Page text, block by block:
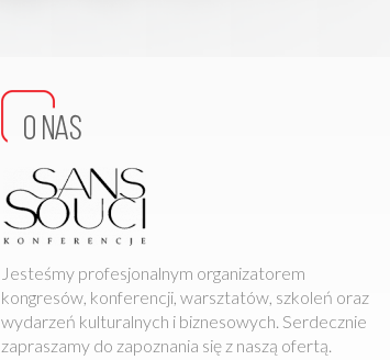
Jesteśmy profesjonalnym organizatorem
kongresów, konferencji, warsztatów, szkoleń oraz
wydarzeń kulturalnych i biznesowych. Serdecznie
zapraszamy do zapoznania się z naszą ofertą.